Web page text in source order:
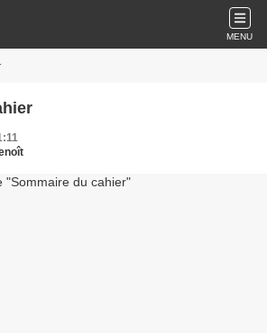
MENU